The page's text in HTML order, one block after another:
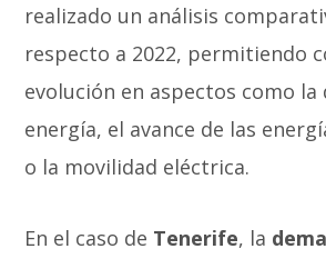
realizado un análisis
respecto a 2022, permitiendo
evolución en aspectos como la
energía, el avance de las
o la movilidad eléctrica.
En el caso de Tenerife, la